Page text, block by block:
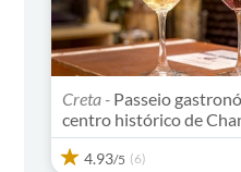
Creta - Passeio
centro histórico de
4.93/5 (6)